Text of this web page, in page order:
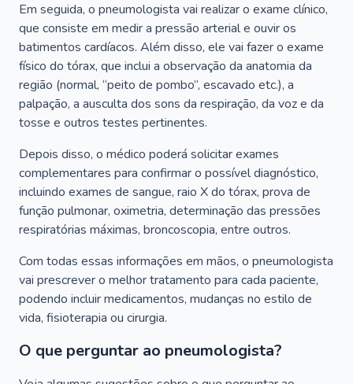
Em seguida, o pneumologista vai realizar o exame clínico,
que consiste em medir a pressão arterial e ouvir os
batimentos cardíacos. Além disso, ele vai fazer o exame
físico do tórax, que inclui a observação da anatomia da
região (normal, “peito de pombo”, escavado etc.), a
palpação, a ausculta dos sons da respiração, da voz e da
tosse e outros testes pertinentes.
Depois disso, o médico poderá solicitar exames
complementares para confirmar o possível diagnóstico,
incluindo exames de sangue, raio X do tórax, prova de
função pulmonar, oximetria, determinação das pressões
respiratórias máximas, broncoscopia, entre outros.
Com todas essas informações em mãos, o pneumologista
vai prescrever o melhor tratamento para cada paciente,
podendo incluir medicamentos, mudanças no estilo de
vida, fisioterapia ou cirurgia.
O que perguntar ao pneumologista?